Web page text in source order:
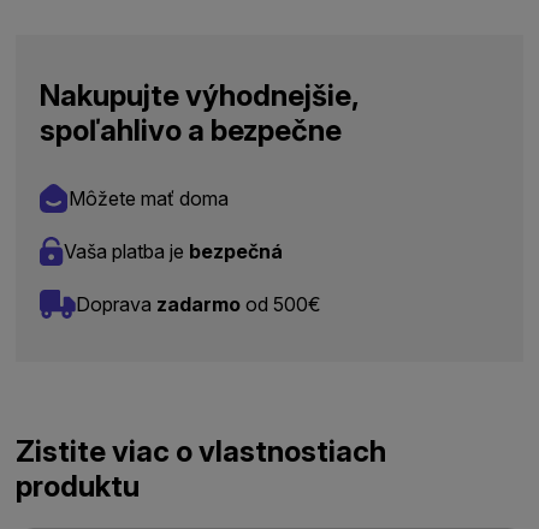
Nakupujte výhodnejšie,
spoľahlivo a bezpečne
Môžete mať doma
Vaša platba je bezpečná
Doprava zadarmo od 500€
Zistite viac o vlastnostiach
produktu